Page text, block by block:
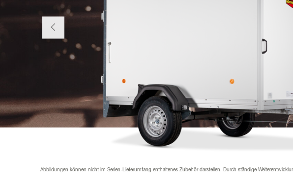
Mautfrei Anhänger fahren
Abbildungen können nicht im Serien-Lieferumfang enthaltenes Zubehör darstellen. Durch ständige